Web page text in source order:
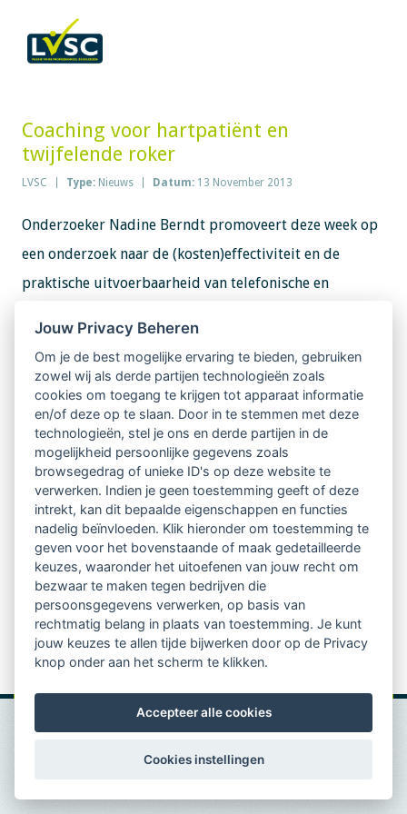
Coaching voor hartpatiënt en
twijfelende roker
LVSC Type: Nieuws Datum: 13 November 2013
Onderzoeker Nadine Berndt promoveert deze week op
een onderzoek naar de (kosten)effectiviteit en de
praktische uitvoerbaarheid van telefonische en
hartpatiënten. Uit haar onderzoek blijkt dat de
intensieve coaching effectief is voor hartpatiënten en
dat de interventie vooral helpt bij mensen met een
lager opleidingsniveau en bij patiënten die twijfelden
over stoppen met roken. De gezondheidskloof tussen
laag- en hoogopgeleiden kan dus worden verkleind
door een intensief coachingsprogramma voor
stoppen-met roken. Telefonische coaching bleek net zo
effectief te zijn als persoonlijke coaching en is daarbij
een stuk voordeliger. Wel hebben de patiënten een
lichte voorkeur voor persoonlijke coaching. Via bron
leest u het volledige artikel.
Jouw Privacy Beheren
Om je de best mogelijke ervaring te bieden, gebruiken
zowel wij als derde partijen technologieën zoals
cookies om toegang te krijgen tot apparaat informatie
en/of deze op te slaan. Door in te stemmen met deze
technologieën, stel je ons en derde partijen in de
mogelijkheid persoonlijke gegevens zoals
browsegedrag of unieke ID's op deze website te
verwerken. Indien je geen toestemming geeft of deze
intrekt, kan dit bepaalde eigenschappen en functies
nadelig beïnvloeden. Klik hieronder om toestemming te
geven voor het bovenstaande of maak gedetailleerde
keuzes, waaronder het uitoefenen van jouw recht om
bezwaar te maken tegen bedrijven die
persoonsgegevens verwerken, op basis van
rechtmatig belang in plaats van toestemming. Je kunt
jouw keuzes te allen tijde bijwerken door op de Privacy
knop onder aan het scherm te klikken.
Accepteer alle cookies
Cookies instellingen